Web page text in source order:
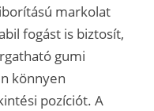
markolat
fogást is biztosít,
gumi
könnyen
pozíciót. A